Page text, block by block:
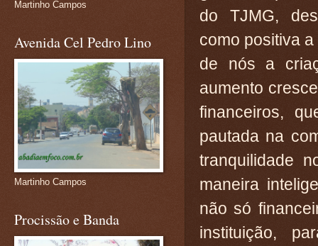
do TJMG,
como positiva
de nós a
aumento
financeiros,
pautada na
tranquilidade
maneira
não só
instituição,
Martinho Campos
Avenida Cel Pedro Lino
Martinho Campos
Procissão e Banda